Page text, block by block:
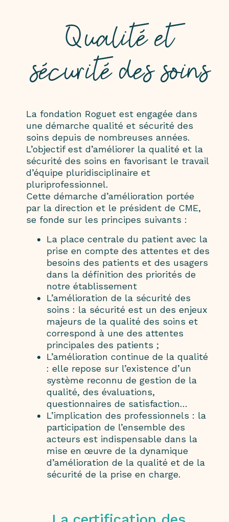
Qualité et
sécurité des soins
La fondation Roguet est engagée dans
une démarche qualité et sécurité des
soins depuis de nombreuses années.
L’objectif est d’améliorer la qualité et la
sécurité des soins en favorisant le travail
d’équipe pluridisciplinaire et
pluriprofessionnel.
Cette démarche d’amélioration portée
par la direction et le président de CME,
se fonde sur les principes suivants :
La place centrale du patient avec la
prise en compte des attentes et des
besoins des patients et des usagers
dans la définition des priorités de
notre établissement
L’amélioration de la sécurité des
soins : la sécurité est un des enjeux
majeurs de la qualité des soins et
correspond à une des attentes
principales des patients ;
L’amélioration continue de la qualité
: elle repose sur l’existence d’un
système reconnu de gestion de la
qualité, des évaluations,
questionnaires de satisfaction…
L’implication des professionnels : la
participation de l’ensemble des
acteurs est indispensable dans la
mise en œuvre de la dynamique
d’amélioration de la qualité et de la
sécurité de la prise en charge.